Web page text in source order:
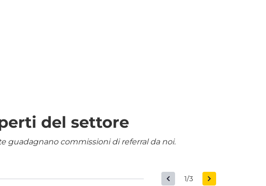
del settore
guadagnano commissioni di referral da noi.
1/3